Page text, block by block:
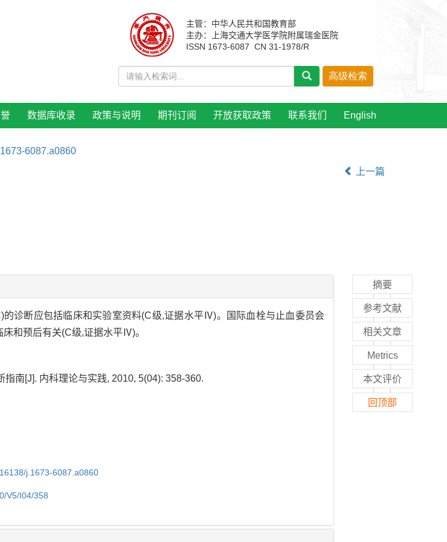
主管：中华人民共和国教育部
主办：上海交通大学医学院附属瑞金医院
ISSN 1673-6087 CN 31-1978/R
数据库收录 政策与说明 期刊订阅 开放获取政策 联系我们 English
6087.a0860
上一篇
诊断应包括临床和实验室资料(C级,证据水平Ⅳ)。国际血栓与止血委员会
和预后有关(C级,证据水平Ⅳ)。
南[J]. 内科理论与实践, 2010, 5(04): 358-360.
j.1673-6087.a0860
V5/I04/358
摘要
参考文献
相关文章
Metrics
本文评价
回顶部